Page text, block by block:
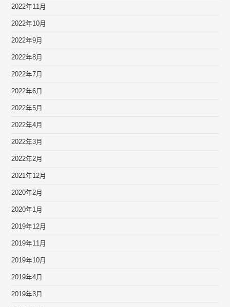
2022年11月
2022年10月
2022年9月
2022年8月
2022年7月
2022年6月
2022年5月
2022年4月
2022年3月
2022年2月
2021年12月
2020年2月
2020年1月
2019年12月
2019年11月
2019年10月
2019年4月
2019年3月